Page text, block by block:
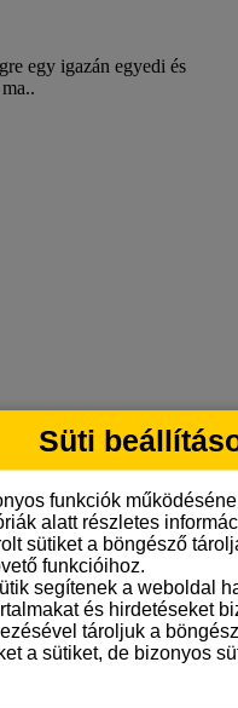
egy igazán egyedi és
egy igazán egyedi és
Süti
funkciók
alatt részletes
sütiket a böngésző
funkcióihoz.
segítenek a weboldal
és hirdetéseket
tároljuk a
a sütiket, de bizonyos